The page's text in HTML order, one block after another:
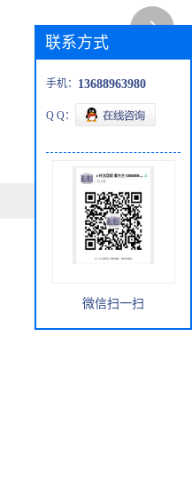
联系方式
手机： 13688963980
Q Q：
微信扫一扫